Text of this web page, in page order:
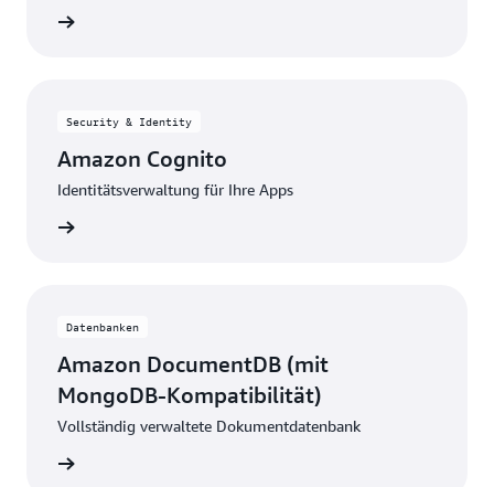
Security & Identity
Amazon Cognito
Identitätsverwaltung für Ihre Apps
Datenbanken
Amazon DocumentDB (mit
MongoDB-Kompatibilität)
Vollständig verwaltete Dokumentdatenbank